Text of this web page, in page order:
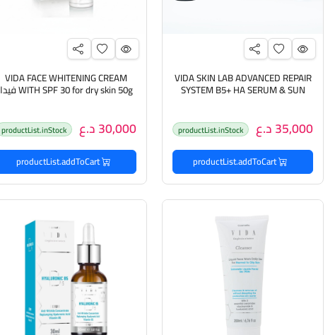
VIDA SKIN LAB ADVANCED REPAIR
SYSTEM B5+ HA SERUM & SUN
35,000 د.ع productList.inStock
productList.addToCart
VIDA FACE WHITENING CREAM
WITH SPF 30 for dry skin 50g فيدا
30,000 د.ع productList.inStock
productList.addToCart